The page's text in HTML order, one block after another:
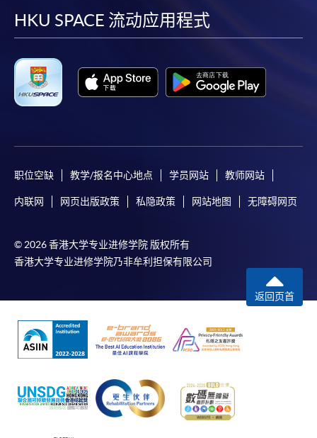
facebook
youtube
linkedin
HKU SPACE 流动应用程式
职位空缺 教学/报名中心地点 学员网站 教师网站
内联网 网页出版政策 私隐政策 网站地图 无障碍网页
© 2026 香港大学专业进修学院 版权所有
香港大学专业进修学院乃非牟利担保有限公司
返回页首